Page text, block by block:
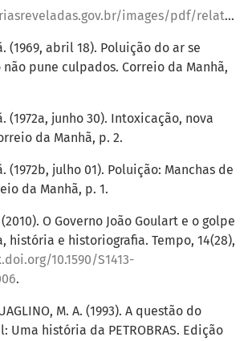
images/pdf/relatorio/volume_1_digital.pdf
(1969, abril 18). Poluição do ar se
não pune culpados. Correio da Manhã,
(1972a, junho 30). Intoxicação, nova
da Manhã, p. 2.
(1972b, julho 01). Poluição: Manchas de
da Manhã, p. 1.
(2010). O Governo João Goulart e o golpe
história e historiografia. Tempo, 14(28),
10.1590/S1413-
.
M. A. (1993). A questão do
Uma história da PETROBRAS. Edição